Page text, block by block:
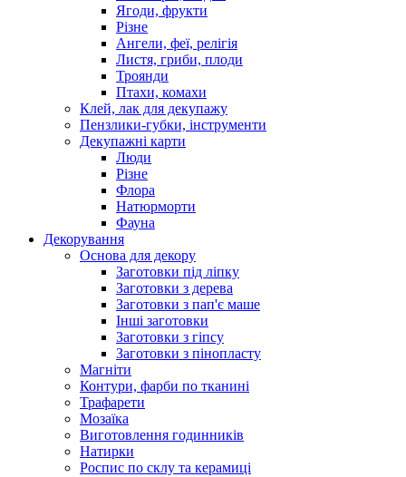
Ягоди, фрукти
Різне
Ангели, феї, релігія
Листя, гриби, плоди
Троянди
Птахи, комахи
Клей, лак для декупажу
Пензлики-губки, інструменти
Декупажні карти
Люди
Різне
Флора
Натюрморти
Фауна
Декорування
Основа для декору
Заготовки під ліпку
Заготовки з дерева
Заготовки з пап'є маше
Інші заготовки
Заготовки з гіпсу
Заготовки з пінопласту
Магніти
Контури, фарби по тканині
Трафарети
Мозаїка
Виготовлення годинників
Натирки
Роспис по склу та керамиці